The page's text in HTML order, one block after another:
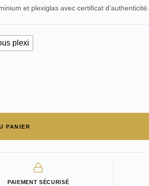
et plexiglas avec certificat d’authenticité.
plexi
PANIER
PAIEMENT SÉCURISÉ